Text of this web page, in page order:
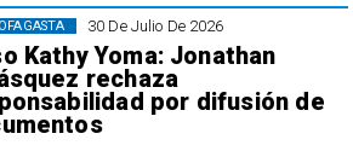
30 De Julio De 2026
Kathy Yoma: Jonathan
rechaza
por difusión de